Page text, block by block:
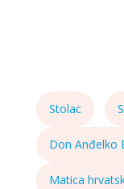
Stolac
Don Anđelko
Matica